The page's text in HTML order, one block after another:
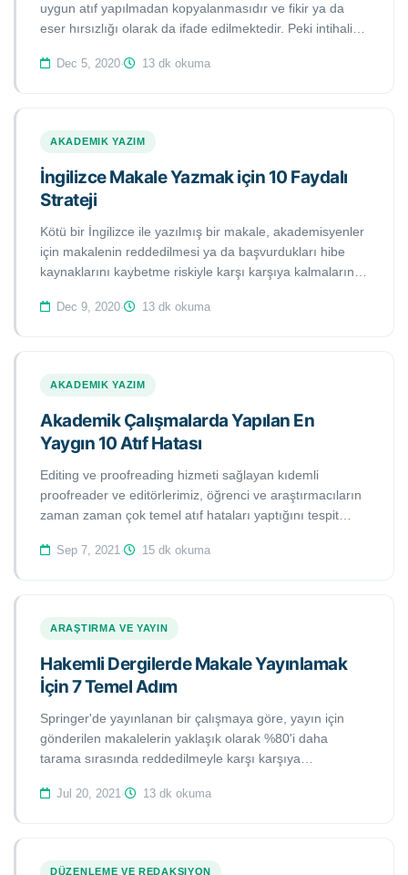
uygun atıf yapılmadan kopyalanmasıdır ve fikir ya da
eser hırsızlığı olarak da ifade edilmektedir. Peki intihali
kullanmalısınız? Bu makalede yararlanabileceğiniz altı
Dec 5, 2020· 13 dk okuma
AKADEMIK YAZIM
İngilizce Makale Yazmak için 10 Faydalı
Strateji
Kötü bir İngilizce ile yazılmış bir makale, akademisyenler
için makalenin reddedilmesi ya da başvurdukları hibe
kaynaklarını kaybetme riskiyle karşı karşıya kalmalarına
akademisyenlerin İngilizce makale yazma sanatında
Dec 9, 2020· 13 dk okuma
AKADEMIK YAZIM
Akademik Çalışmalarda Yapılan En
Yaygın 10 Atıf Hatası
Editing ve proofreading hizmeti sağlayan kıdemli
proofreader ve editörlerimiz, öğrenci ve araştırmacıların
zaman zaman çok temel atıf hataları yaptığını tespit
tekrar düşmemek önemlidir. Bu çalışmada, öğrenci ve
Sep 7, 2021· 15 dk okuma
ARAŞTIRMA VE YAYIN
Hakemli Dergilerde Makale Yayınlamak
İçin 7 Temel Adım
Springer'de yayınlanan bir çalışmaya göre, yayın için
gönderilen makalelerin yaklaşık olarak %80'i daha
tarama sırasında reddedilmeyle karşı karşıya
yayına uygun görüldüğü anlamına gelmektedir. Yüksek
Jul 20, 2021· 13 dk okuma
DÜZENLEME VE REDAKSIYON